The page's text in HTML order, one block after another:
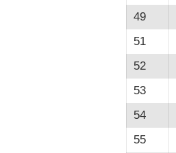
49
51
52
53
54
55